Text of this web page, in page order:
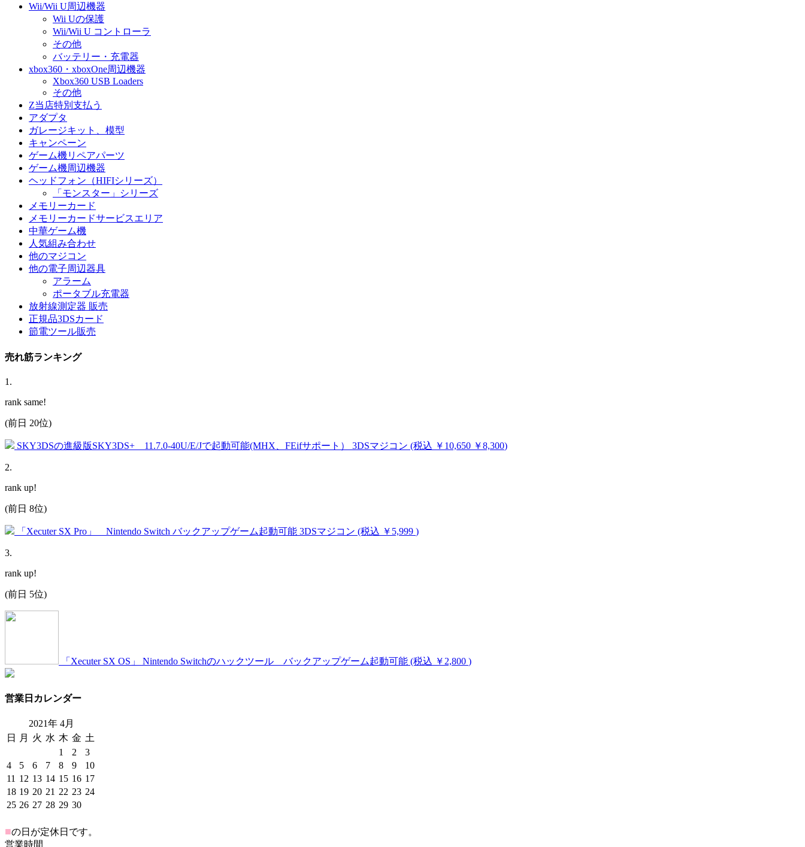
Wii/Wii U周辺機器
Wii Uの保護
Wii/Wii U コントローラ
その他
バッテリー・充電器
xbox360・xboxOne周辺機器
Xbox360 USB Loaders
その他
Z当店特別支払う
アダプタ
ガレージキット、模型
キャンペーン
ゲーム機リペアパーツ
ゲーム機周辺機器
ヘッドフォン（HIFIシリーズ）
「モンスター」シリーズ
メモリーカード
メモリーカードサービスエリア
中華ゲーム機
人気組み合わせ
他のマジコン
他の電子周辺器具
アラーム
ポータブル充電器
放射線測定器 販売
正規品3DSカード
節電ツール販売
売れ筋ランキング
1 .
rank same!
(前日 20位)
SKY3DSの進級版SKY3DS+ 11.7.0-40U/E/Jで起動可能(MHX、FEifサポート） 3DSマジコン (税込 ￥10,650 ￥8,300)
2.
rank up!
(前日 8位)
「Xecuter SX Pro」 Nintendo Switch バックアップゲーム起動可能 3DSマジコン (税込 ￥5,999 )
3.
rank up!
(前日 5位)
「Xecuter SX OS」 Nintendo Switchのハックツール バックアップゲーム起動可能 (税込 ￥2,800 )
営業日カレンダー
2021年4月
日
月 火 水 木 金 土
1
2
3
4
5 6 7 8 9
10
11 12 13 14 15 16 17
18 19 20 21 22 23 24
25 26 27 28 29 30
■の日が定休日です。
営業時間